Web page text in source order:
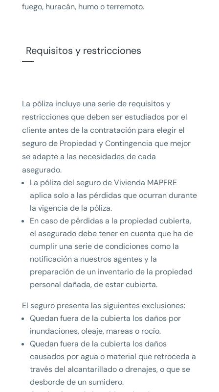
fuego, huracán, humo o terremoto.
Requisitos y restricciones
La póliza incluye una serie de requisitos y
restricciones que deben ser estudiados por el
cliente antes de la contratación para elegir el
seguro de Propiedad y Contingencia que mejor
se adapte a las necesidades de cada
asegurado.
La póliza del seguro de Vivienda MAPFRE
aplica solo a las pérdidas que ocurran durante
la vigencia de la póliza.
En caso de pérdidas a la propiedad cubierta,
el asegurado debe tener en cuenta que ha de
cumplir una serie de condiciones como la
notificación a nuestros agentes y la
preparación de un inventario de la propiedad
personal dañada, de estar cubierta.
El seguro presenta las siguientes exclusiones:
Quedan fuera de la cubierta los daños por
inundaciones, oleaje, mareas o rocío.
Quedan fuera de la cubierta los daños
causados por agua o material que retroceda a
través del alcantarillado o drenajes, o que se
desborde de un sumidero.